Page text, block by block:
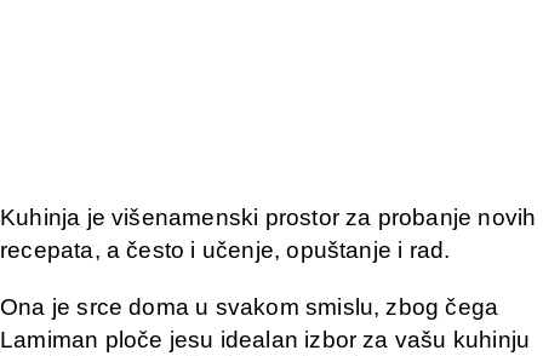
Kuhinja je višenamenski prostor za probanje novih
recepata, a često i učenje, opuštanje i rad.
Ona je srce doma u svakom smislu, zbog čega
Lamiman ploče jesu idealan izbor za vašu kuhinju